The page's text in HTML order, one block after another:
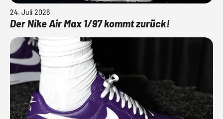
24. Juli 2026
Der Nike Air Max 1/97 kommt zurück!